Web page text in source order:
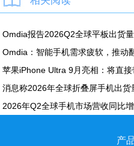
产